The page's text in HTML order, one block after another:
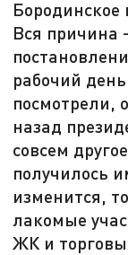
Бородинское
Вся причина
рабочий
посмотрели,
назад
совсем
получилось
изменится,
лакомые
ЖК и